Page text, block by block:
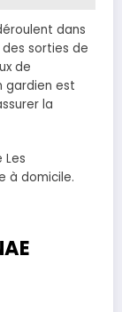
dans
sorties de
de
gardien est
la
Les
à domicile.